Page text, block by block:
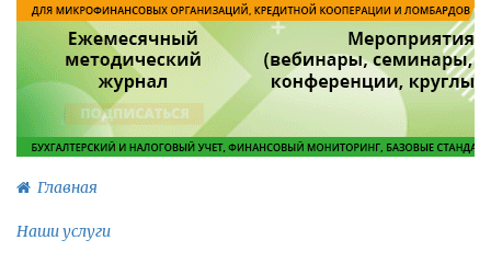
Главная
Наши услуги